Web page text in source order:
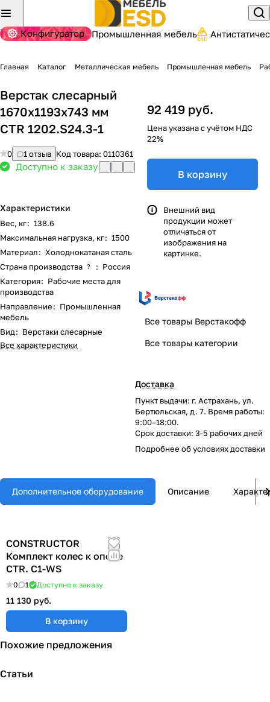
Конфигуратор Промышленная мебель
Главная Каталог Металлическая мебель Промышленная мебель
Верстак слесарный
1670x1193x743 мм
CTR 1202.S24.3-1
0 1 отзыв Код товара: 0110361
Доступно к заказу
Характеристики
Вес, кг: 138.6
Максимальная нагрузка, кг: 1500
Материал: Холоднокатаная сталь
Страна производства ? : Россия
Категория: Рабочие места для
производства
Направление: Промышленная
мебель
Вид: Верстаки слесарные
Все характеристики
92 419 руб.
Цена указана с учётом НДС
22%
В корзину
Внешний вид
продукции может
отличаться от
изображения на
картинке.
Все товары Верстакофф
Все товары категории
Доставка
Пункт выдачи: г. Астрахань, ул.
Бертюльская, д. 7. Время работы:
9:00–18:00.
Срок доставки: 3-5 рабочих дней
Подробнее обусловиях доставки
Дополнительное оборудование Описание
CONSTRUCTOR
Комплект колес к опоре
CTR. C1-WS
0 1 Доступно к заказу
11 130 руб.
В корзину
Похожие предложения
Статьи